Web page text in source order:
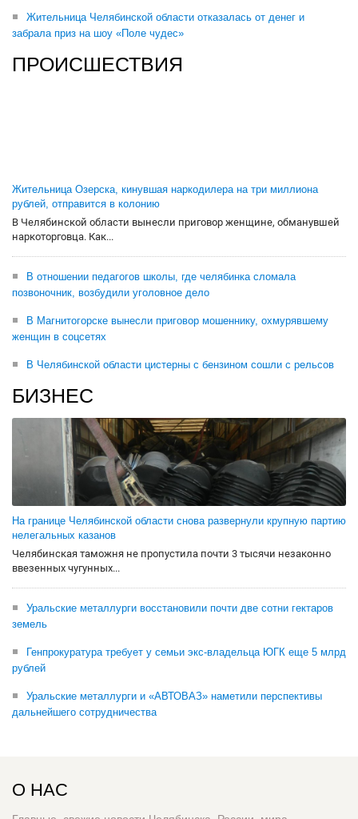
Жительница Челябинской области отказалась от денег и
забрала приз на шоу «Поле чудес»
ПРОИСШЕСТВИЯ
Жительница Озерска, кинувшая наркодилера на три миллиона
рублей, отправится в колонию
В Челябинской области вынесли приговор женщине, обманувшей
наркоторговца. Как...
В отношении педагогов школы, где челябинка сломала
позвоночник, возбудили уголовное дело
В Магнитогорске вынесли приговор мошеннику, охмурявшему
женщин в соцсетях
В Челябинской области цистерны с бензином сошли с рельсов
БИЗНЕС
На границе Челябинской области снова развернули крупную партию
нелегальных казанов
Челябинская таможня не пропустила почти 3 тысячи незаконно
ввезенных чугунных...
Уральские металлурги восстановили почти две сотни гектаров
земель
Генпрокуратура требует у семьи экс-владельца ЮГК еще 5 млрд
рублей
Уральские металлурги и «АВТОВАЗ» наметили перспективы
дальнейшего сотрудничества
О НАС